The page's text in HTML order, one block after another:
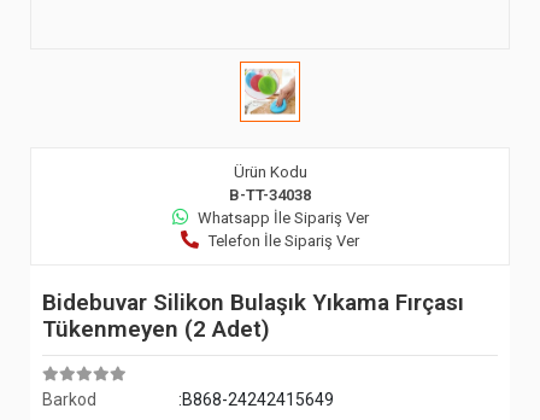
Ürün Kodu
B-TT-34038
Whatsapp İle Sipariş Ver
Telefon İle Sipariş Ver
Bidebuvar Silikon Bulaşık Yıkama Fırçası
Tükenmeyen (2 Adet)
Barkod
:B868-24242415649